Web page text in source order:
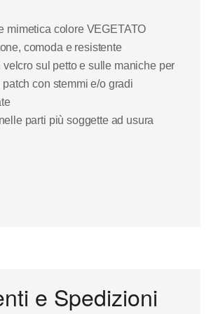
mimetica colore VEGETATO
comoda e resistente
velcro sul petto e sulle maniche per
con stemmi e/o gradi
parti più soggette ad usura
e Spedizioni